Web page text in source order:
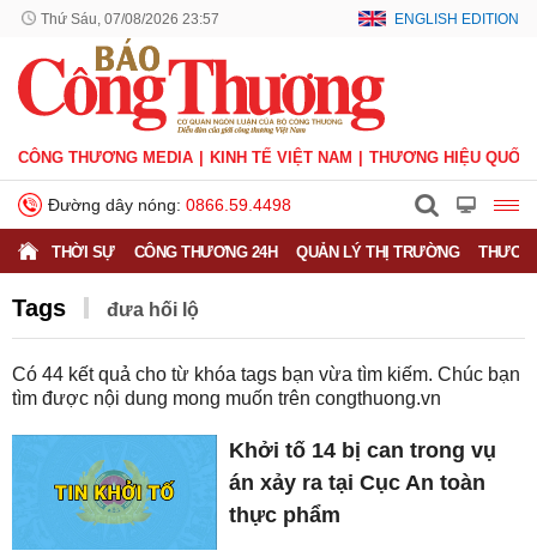
Thứ Sáu, 07/08/2026 23:57 ENGLISH EDITION
CÔNG THƯƠNG MEDIA KINH TẾ VIỆT NAM THƯƠNG HIỆU QUỐC
Đường dây nóng: 0866.59.4498
THỜI SỰ CÔNG THƯƠNG 24H QUẢN LÝ THỊ TRƯỜNG
Tags đưa hối lộ
Có 44 kết quả cho từ khóa tags bạn vừa tìm kiếm. Chúc bạn
tìm được nội dung mong muốn trên congthuong.vn
Khởi tố 14 bị can trong vụ
án xảy ra tại Cục An toàn
thực phẩm